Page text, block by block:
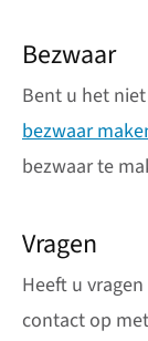
Bezwaar
Bent u het
bezwaar
bezwaar te
Vragen
Heeft u
contact op